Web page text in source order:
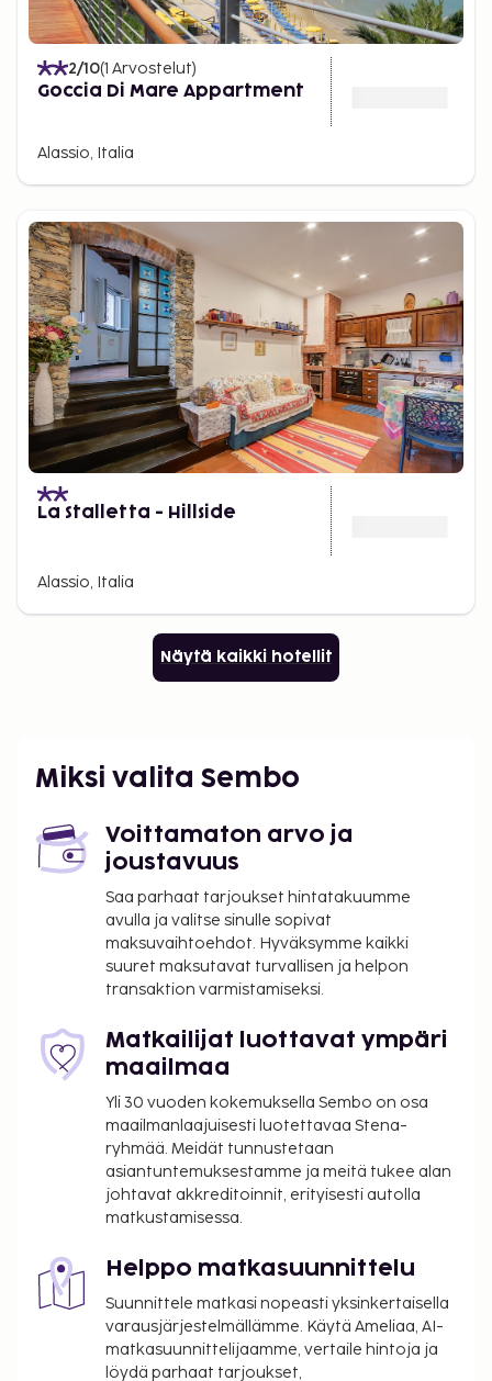
2/10(1 Arvostelut)
Goccia Di Mare Appartment
Alassio, Italia
La Stalletta - Hillside
Alassio, Italia
Näytä kaikki hotellit
Miksi valita Sembo
Voittamaton arvo ja
joustavuus
Saa parhaat tarjoukset hintatakuumme
avulla ja valitse sinulle sopivat
maksuvaihtoehdot. Hyväksymme kaikki
suuret maksutavat turvallisen ja helpon
transaktion varmistamiseksi.
Matkailijat luottavat ympäri
maailmaa
Yli 30 vuoden kokemuksella Sembo on osa
maailmanlaajuisesti luotettavaa Stena-
ryhmää. Meidät tunnustetaan
asiantuntemuksestamme ja meitä tukee alan
johtavat akkreditoinnit, erityisesti autolla
matkustamisessa.
Helppo matkasuunnittelu
Suunnittele matkasi nopeasti yksinkertaisella
varausjärjestelmällämme. Käytä Ameliaa, AI-
matkasuunnittelijaamme, vertaile hintoja ja
löydä parhaat tarjoukset,